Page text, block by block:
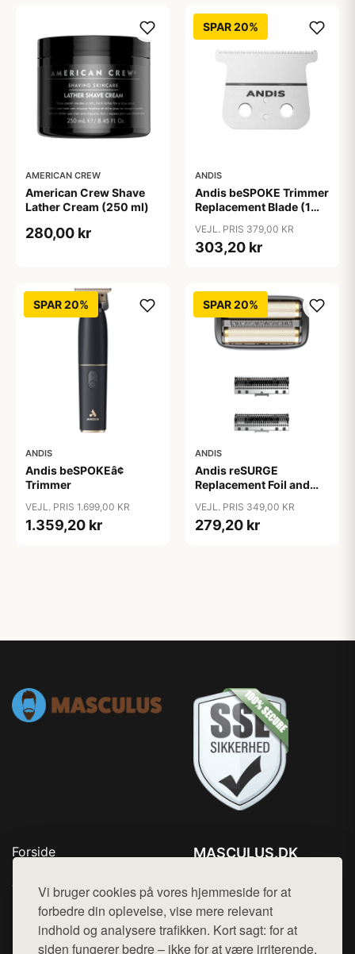
Vi bruger cookies på vores hjemmeside for at
forbedre din oplevelse, vise mere relevant
indhold og analysere trafikken. Kort sagt: for at
siden fungerer bedre – ikke for at være irriterende.
AMERICAN CREW
American Crew Shave
Lather Cream (250 ml)
280,00 kr
SPAR 20%
ANDIS
Andis beSPOKE Trimmer
Replacement Blade (1
VEJL. PRIS 379,00 KR
303,20 kr
SPAR 20%
ANDIS
Andis beSPOKEâ¢
Trimmer
VEJL. PRIS 1.699,00 KR
1.359,20 kr
SPAR 20%
ANDIS
Andis reSURGE
Replacement Foil and
VEJL. PRIS 349,00 KR
279,20 kr
Forside
Top Rabatter
Kontakt
MASCULUS.DK
Mail: hej@want.dk
Cookie- og privatlivspolitik